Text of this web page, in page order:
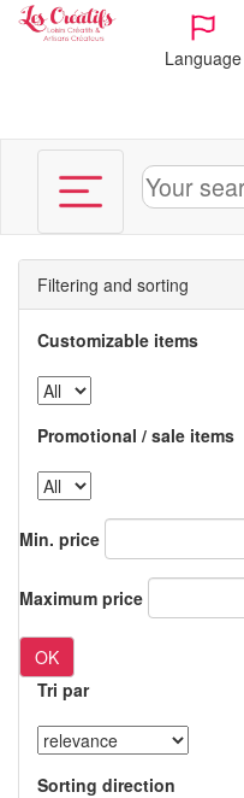
Language
Filtering and sorting
Customizable items
Promotional / sale items
Min. price
Maximum price
OK
Tri par
Sorting direction
Cookies management panel